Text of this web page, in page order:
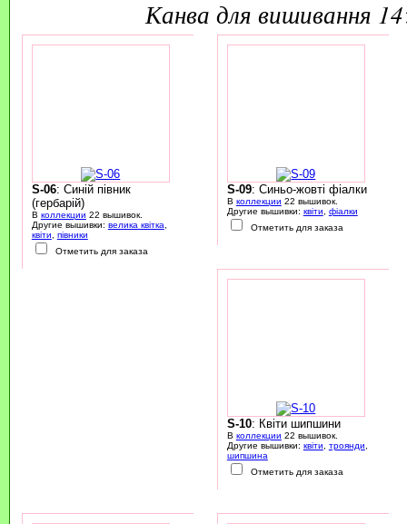
канва для вишивання
S-06: Синій півник
(гербарій)
В коллекции 22 вышивок.
Другие вышивки: велика квітка
квіти
півники
Отметить для заказа
S-09: Синьо-жовті фіалки
В коллекции 22 вышивок.
Другие вышивки: квіти
фіалки
Отметить для заказа
S-10: Квіти шипшини
В коллекции 22 вышивок.
Другие вышивки: квіти троянди
шипшина
Отметить для заказа